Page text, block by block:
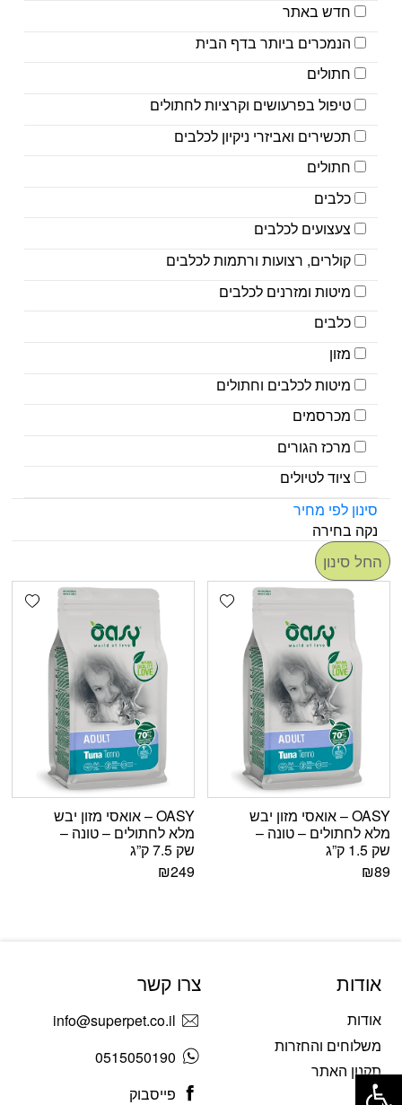
חדש באתר
הנמכרים ביותר בדף הבית
חתולים
טיפול בפרעושים וקרציות לחתולים
תכשירים ואביזרי ניקיון לכלבים
חתולים
כלבים
צעצועים לכלבים
קולרים, רצועות ורתמות לכלבים
מיטות ומזרנים לכלבים
כלבים
מזון
מיטות לכלבים וחתולים
מכרסמים
מרכז הגורים
ציוד לטיולים
סינון לפי מחיר
נקה בחירה
החל סינון
Add wishlist
OASY – אואסי מזון יבש
מלא לחתולים – טונה –
שק 1.5 ק”ג
₪89
OASY – אואסי מזון יבש
מלא לחתולים – טונה –
שק 7.5 ק”ג
₪249
אודות
אודות
משלוחים והחזרות
תקנון האתר
בלוג
צרו קשר
info@superpet.co.il
0515050190
פייסבוק
פתח סרגל נגישות